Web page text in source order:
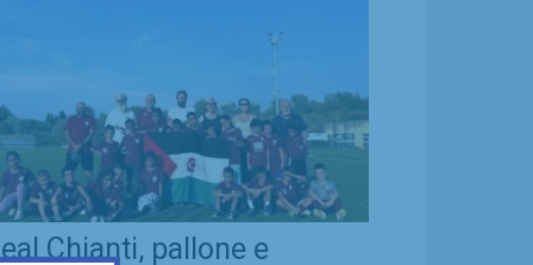
Chianti, pallone e